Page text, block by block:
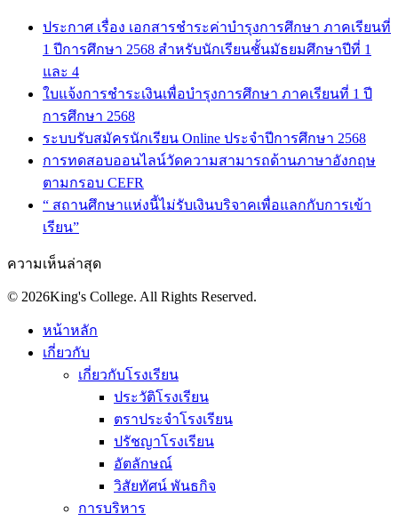
ประกาศ เรื่อง เอกสารชำระค่าบำรุงการศึกษา ภาคเรียนที่
1 ปีการศึกษา 2568 สำหรับนักเรียนชั้นมัธยมศึกษาปีที่ 1
และ 4
ใบแจ้งการชำระเงินเพื่อบำรุงการศึกษา ภาคเรียนที่ 1 ปี
การศึกษา 2568
ระบบรับสมัครนักเรียน Online ประจำปีการศึกษา 2568
การทดสอบออนไลน์วัดความสามารถด้านภาษาอังกฤษ
ตามกรอบ CEFR
“ สถานศึกษาแห่งนี้ไม่รับเงินบริจาคเพื่อแลกกับการเข้า
เรียน”
ความเห็นล่าสุด
© 2026King's College. All Rights Reserved.
หน้าหลัก
เกี่ยวกับ
เกี่ยวกับโรงเรียน
ประวัติโรงเรียน
ตราประจำโรงเรียน
ปรัชญาโรงเรียน
อัตลักษณ์
วิสัยทัศน์ พันธกิจ
การบริหาร